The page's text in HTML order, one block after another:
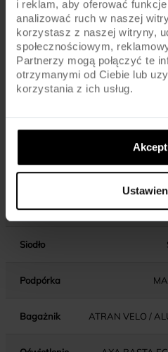
i reklam, aby oferować
analizować ruch w naszej
korzystasz z naszej witryny,
społecznościowym,
Partnerzy mogą połączyć te
otrzymanymi od Ciebie lub
korzystania z ich usług.
Błotniki
Pedały
Wspornik kierownicy
Wspornik siodła
Siodło
Podpórka
Bagażnik ATRAN VELO /